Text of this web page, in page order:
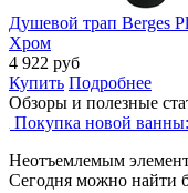
Душевой трап Berges
Хром
4 922 руб
Купить Подробнее
Обзоры и полезные
Покупка новой
Неотъемлемым
Сегодня можно найти